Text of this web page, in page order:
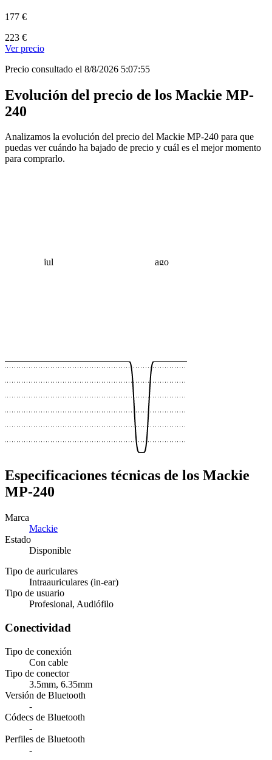
177 €
223 €
Ver precio
Precio consultado el 8/8/2026 5:07:55
Evolución del precio de los Mackie MP-
240
Analizamos la evolución del precio del Mackie MP-240 para que
puedas ver cuándo ha bajado de precio y cuál es el mejor momento
para comprarlo.
jul ago
Especificaciones técnicas de los Mackie
MP-240
Marca
Mackie
Estado
Disponible
Tipo de auriculares
Intraauriculares (in-ear)
Tipo de usuario
Profesional, Audiófilo
Conectividad
Tipo de conexión
Con cable
Tipo de conector
3.5mm, 6.35mm
Versión de Bluetooth
-
Códecs de Bluetooth
-
Perfiles de Bluetooth
-